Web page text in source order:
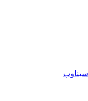
سیناوب